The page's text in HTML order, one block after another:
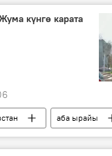
күнгө карата
аба ырайы